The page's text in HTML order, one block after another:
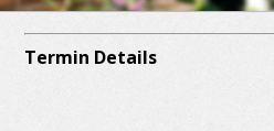
Termin Details